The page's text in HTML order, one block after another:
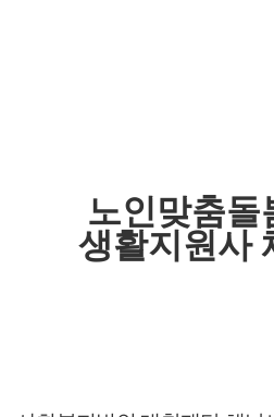
노인맞춤돌
생활지원사